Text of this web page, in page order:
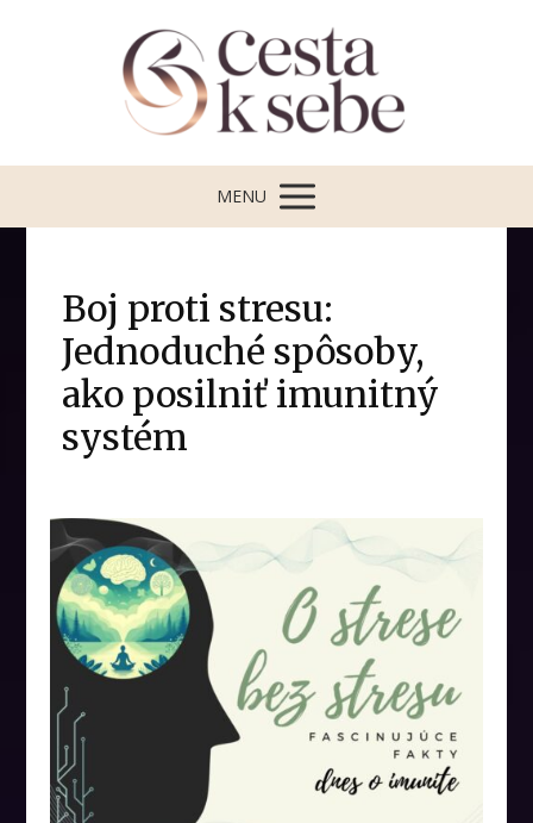
MENU
Boj proti stresu:
Jednoduché spôsoby,
ako posilniť imunitný
systém